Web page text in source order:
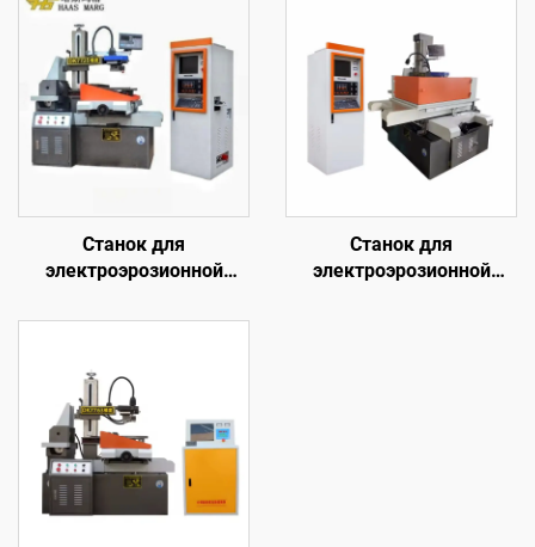
Станок для
электроэрозионной
электродом
DK7725
Станок для
электроэрозионной